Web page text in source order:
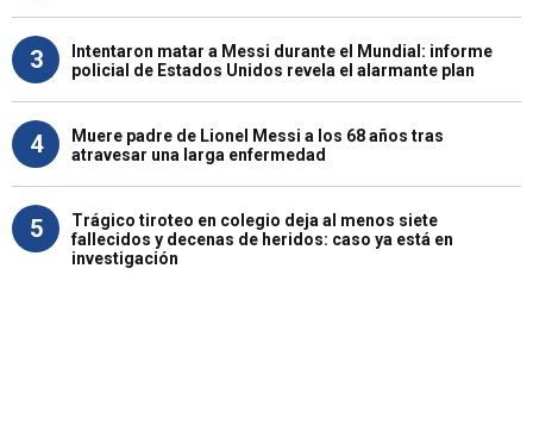
3
Intentaron matar a Messi durante el Mundial: informe
policial de Estados Unidos revela el alarmante plan
4
Muere padre de Lionel Messi a los 68 años tras
atravesar una larga enfermedad
5
Trágico tiroteo en colegio deja al menos siete
fallecidos y decenas de heridos: caso ya está en
investigación